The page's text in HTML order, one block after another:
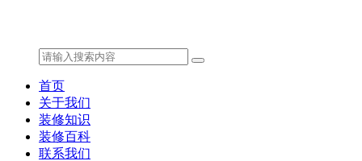
首页
关于我们
装修知识
装修百科
联系我们